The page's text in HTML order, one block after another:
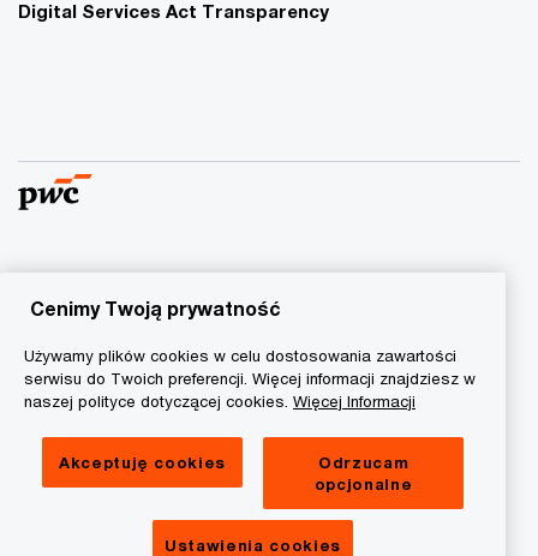
Digital Services Act Transparency
© 2015 - 2026 PwC. Wszelkie prawa zastrzeżone. Nazwa
PwC odnosi się do firm wchodzących w skład sieci PwC, z
informacji na stroniewww.pwc.com/structure.
Informacja o ciasteczkach
Informacja prawna
Cenimy Twoją prywatność
Używamy plików cookies w celu dostosowania zawartości
serwisu do Twoich preferencji. Więcej informacji znajdziesz w
naszej polityce dotyczącej cookies. Więcej Informacji
Akceptuję cookies
Odrzucam
opcjonalne
Ustawienia cookies